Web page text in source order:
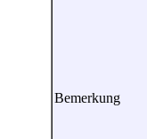
Bemerkung